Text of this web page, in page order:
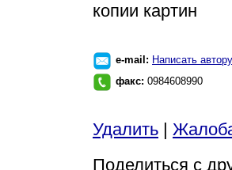
копии картин
e-mail: Написать автору
факс: 0984608990
Удалить |
Поделиться с